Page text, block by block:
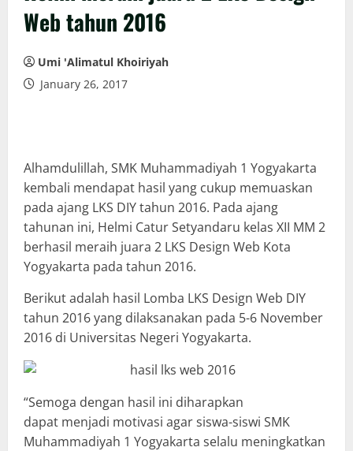
Web tahun 2016
Umi 'Alimatul Khoiriyah
January 26, 2017
Alhamdulillah, SMK Muhammadiyah 1 Yogyakarta
kembali mendapat hasil yang cukup memuaskan
pada ajang LKS DIY tahun 2016. Pada ajang
tahunan ini, Helmi Catur Setyandaru kelas XII MM 2
berhasil meraih juara 2 LKS Design Web Kota
Yogyakarta pada tahun 2016.
Berikut adalah hasil Lomba LKS Design Web DIY
tahun 2016 yang dilaksanakan pada 5-6 November
2016 di Universitas Negeri Yogyakarta.
“Semoga dengan hasil ini diharapkan
dapat menjadi motivasi agar siswa-siswi SMK
Muhammadiyah 1 Yogyakarta selalu meningkatkan